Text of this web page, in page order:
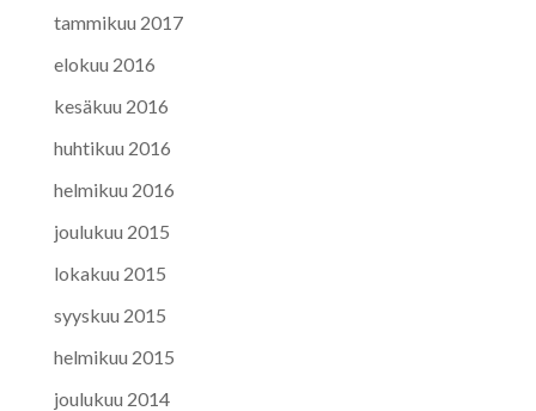
tammikuu 2017
elokuu 2016
kesäkuu 2016
huhtikuu 2016
helmikuu 2016
joulukuu 2015
lokakuu 2015
syyskuu 2015
helmikuu 2015
joulukuu 2014